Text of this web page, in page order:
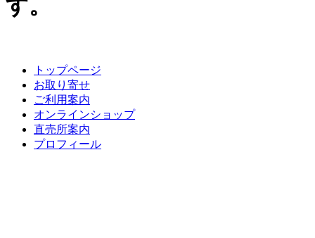
す。
トップページ
お取り寄せ
ご利用案内
オンラインショップ
直売所案内
プロフィール